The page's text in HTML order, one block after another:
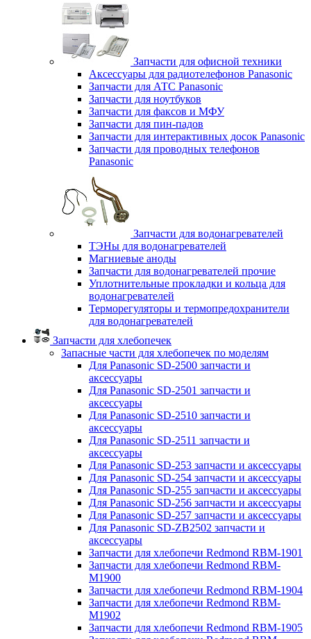
Запчасти для офисной техники
Аксессуары для радиотелефонов Panasonic
Запчасти для АТС Panasonic
Запчасти для ноутбуков
Запчасти для факсов и МФУ
Запчасти для пин-падов
Запчасти для интерактивных досок Panasonic
Запчасти для проводных телефонов
Panasonic
Запчасти для водонагревателей
ТЭНы для водонагревателей
Магниевые аноды
Запчасти для водонагревателей прочие
Уплотнительные прокладки и кольца для
водонагревателей
Терморегуляторы и термопредохранители
для водонагревателей
Запчасти для хлебопечек
Запасные части для хлебопечек по моделям
Для Panasonic SD-2500 запчасти и
аксессуары
Для Panasonic SD-2501 запчасти и
аксессуары
Для Panasonic SD-2510 запчасти и
аксессуары
Для Panasonic SD-2511 запчасти и
аксессуары
Для Panasonic SD-253 запчасти и аксессуары
Для Panasonic SD-254 запчасти и аксессуары
Для Panasonic SD-255 запчасти и аксессуары
Для Panasonic SD-256 запчасти и аксессуары
Для Panasonic SD-257 запчасти и аксессуары
Для Panasonic SD-ZB2502 запчасти и
аксессуары
Запчасти для хлебопечи Redmond RBM-1901
Запчасти для хлебопечи Redmond RBM-
M1900
Запчасти для хлебопечи Redmond RBM-1904
Запчасти для хлебопечи Redmond RBM-
M1902
Запчасти для хлебопечи Redmond RBM-1905